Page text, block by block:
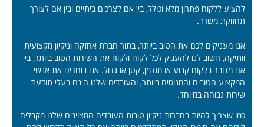
להציע ללקוח פתרון מלא וכולל, בין אם לצרכים ביתיים ובין אם לצורך
תחזוקת משרד.
אנו מעניקים לכם את הטוב ביותר, בתור חברת אחזקה וניקיון מקצועית
וותיקה, חשוב לנו להעניק לכל לקוח ולקוח את השירות הטוב ביותר, בין
אם מדובר בלקוח קבוע או מזדמן, קטן או גדול. אנו בוחרים את אנשי
המקצוע הטובים והמנוסים ביותר, והעובדים שלנו הינם בעלי תודעת
שירות גבוהה במיוחד.
כמו שצריך להיות בחברות ניקיון טובות העובדים המצוינים שלנו מקבלים